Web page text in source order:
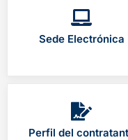
Sede Electrónica
Perfil del